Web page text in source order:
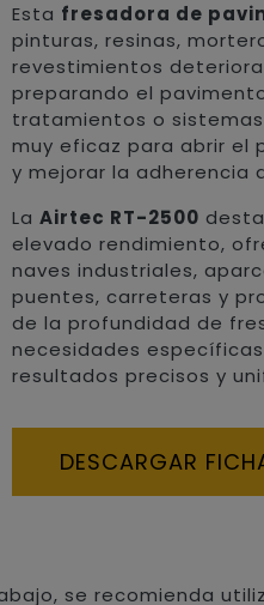
Esta fresadora de
pinturas, resinas,
revestimientos
preparando el
tratamientos o
muy eficaz para abrir el
y mejorar la adherencia
LaAirtec RT-2500
elevado rendimiento,
naves industriales,
puentes, carreteras y
de la profundidad de
necesidades
resultados precisos y
DESCARGAR
se recomienda